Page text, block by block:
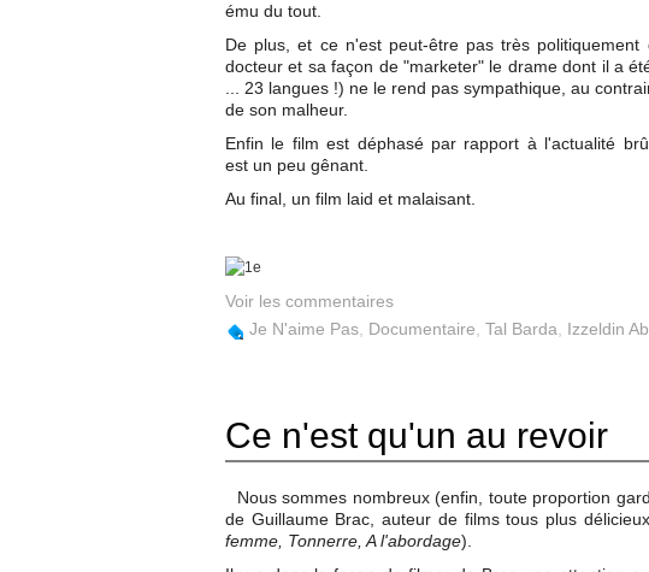
ému du tout.
De plus, et ce n'est peut-être pas très
docteur et sa façon de "marketer" le drame dont il a
... 23 langues !) ne le rend pas sympathique, au
de son malheur.
Enfin le film est déphasé par rapport à l'actualité
est un peu gênant.
Au final, un film laid et malaisant.
Voir les commentaires
Je N'aime Pas Documentaire Tal Barda Izzeldin
Ce n'est qu'un au revoir
Nous sommes nombreux (enfin, toute proportion
de Guillaume Brac, auteur de films tous plus
femme, Tonnerre, A l'abordage).